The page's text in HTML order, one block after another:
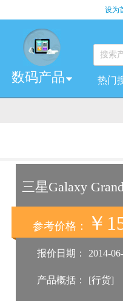
设为
数码产品 热门
三星Galaxy
版）
参考价格： ￥
报价日期： 2014-
产品概括： [行货]